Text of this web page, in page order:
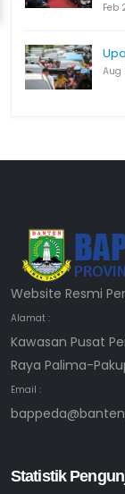
Feb
Aug
Website Resmi
Alamat :
Kawasan Pusat
Raya Palima-
Email :
Statistik